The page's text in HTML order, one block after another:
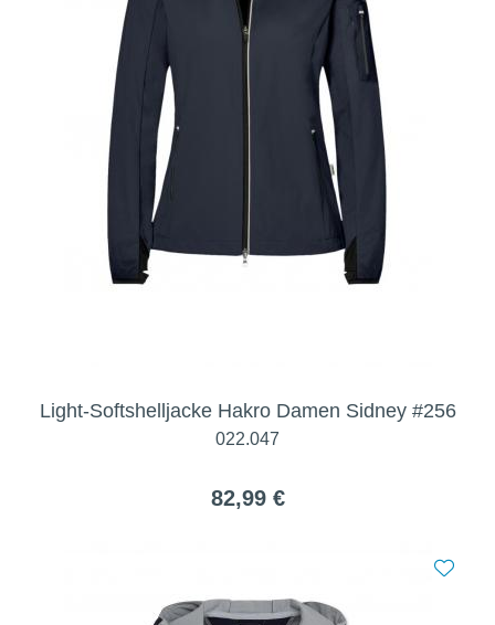
Light-Softshelljacke Hakro Damen Sidney #256
022.047
82,99 €